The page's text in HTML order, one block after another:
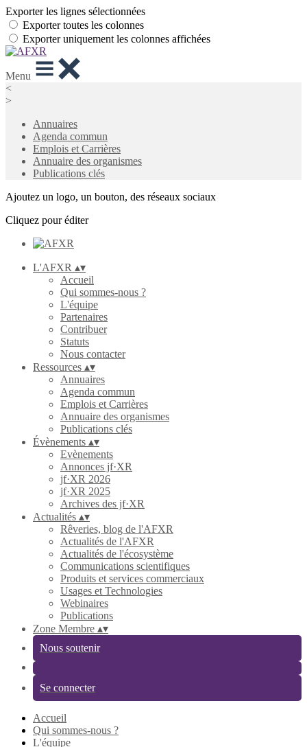
Exporter les lignes sélectionnées
Exporter toutes les colonnes
Exporter uniquement les colonnes affichées
Menu
<
>
Annuaires
Agenda commun
Emplois et Carrières
Annuaire des organismes
Publications clés
Ajoutez un logo, un bouton, des réseaux sociaux
Cliquez pour éditer
L'AFXR ▴▾
Accueil
Qui sommes-nous ?
L'équipe
Partenaires
Contribuer
Statuts
Nous contacter
Ressources ▴▾
Annuaires
Agenda commun
Emplois et Carrières
Annuaire des organismes
Publications clés
Évènements ▴▾
Evènements
Annonces jf·XR
jf·XR 2026
jf·XR 2025
Archives des jf·XR
Actualités ▴▾
Rêveries, blog de l'AFXR
Actualités de l'AFXR
Actualités de l'écosystème
Communications scientifiques
Produits et services commerciaux
Usages et Technologies
Webinaires
Publications
Zone Membre ▴▾
Nous soutenir
Se connecter
Accueil
Qui sommes-nous ?
L'équipe